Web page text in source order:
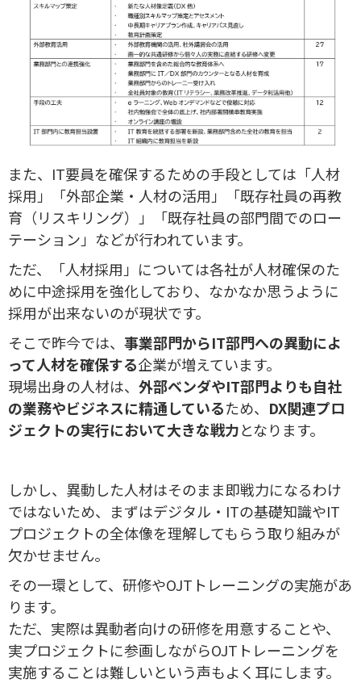
また、IT要員を確保するための手段としては「人材
採用」「外部企業・人材の活用」「既存社員の再教
育（リスキリング）」「既存社員の部門間でのロー
テーション」などが行われています。
ただ、「人材採用」については各社が人材確保のた
めに中途採用を強化しており、なかなか思うように
採用が出来ないのが現状です。
そこで昨今では、 事業部門からIT部門への異動によ
って人材を確保する企業が増えています。
現場出身の人材は、 外部ベンダやIT部門よりも自社
の業務やビジネスに精通しているため、 DX関連プロ
ジェクトの実行において大きな戦力となります。
しかし、異動した人材はそのまま即戦力になるわけ
ではないため、まずはデジタル・ITの基礎知識やIT
プロジェクトの全体像を理解してもらう取り組みが
欠かせません。
その一環として、研修やOJTトレーニングの実施があ
ります。
ただ、実際は異動者向けの研修を用意することや、
実プロジェクトに参画しながらOJTトレーニングを
実施することは難しいという声もよく耳にします。